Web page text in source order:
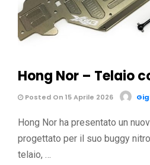
Hong Nor – Telaio
Posted On 15 Aprile 2026
Hong Nor ha presentato un
progettato per il suo buggy
telaio, …